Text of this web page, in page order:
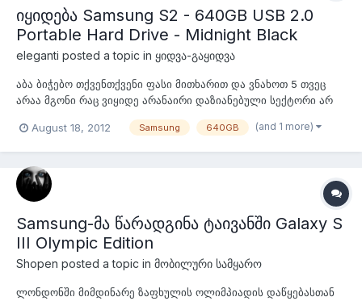
იყიდება Samsung S2 - 640GB USB 2.0
Portable Hard Drive - Midnight Black
eleganti posted a topic in ყიდვა-გაყიდვა
აბა ბიჭებო თქვენთქვენი ფასი მითხარით და ვნახოთ 5 თვეც
არაა მგონი რაც ვიყიდე არანაირი დაზიანებული სექტორი არ
http://www.amazon.co.uk/Samsung-S2-640GB-Portable-
August 18, 2012 Samsung 640GB (and 1 more)
Samsung-მა წარადგინა ტაივანში Galaxy S
III Olympic Edition
Shopen posted a topic in მობილური სამყარო
ლონდონში მიმდინარე ზაფხულის ოლიმპიადის დაწყებასთან